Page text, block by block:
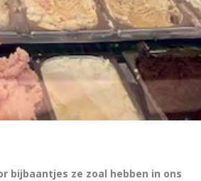
bijbaantjes ze zoal hebben in ons